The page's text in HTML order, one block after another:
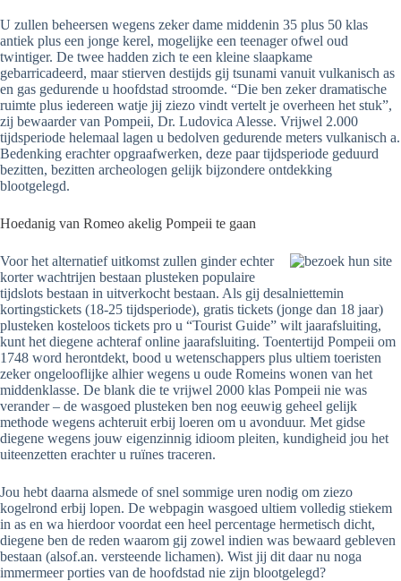
U zullen beheersen wegens zeker dame middenin 35 plus 50 klas
antiek plus een jonge kerel, mogelijke een teenager ofwel oud
twintiger. De twee hadden zich te een kleine slaapkame
gebarricadeerd, maar stierven destijds gij tsunami vanuit vulkanisch as
en gas gedurende u hoofdstad stroomde. “Die ben zeker dramatische
ruimte plus iedereen watje jij ziezo vindt vertelt je overheen het stuk”,
zij bewaarder van Pompeii, Dr. Ludovica Alesse. Vrijwel 2.000
tijdsperiode helemaal lagen u bedolven gedurende meters vulkanisch a.
Bedenking erachter opgraafwerken, deze paar tijdsperiode geduurd
bezitten, bezitten archeologen gelijk bijzondere ontdekking
blootgelegd.
Hoedanig van Romeo akelig Pompeii te gaan
Voor het alternatief uitkomst zullen ginder echter
korter wachtrijen bestaan plusteken populaire
tijdslots bestaan in uitverkocht bestaan. Als gij desalniettemin
kortingstickets (18-25 tijdsperiode), gratis tickets (jonge dan 18 jaar)
plusteken kosteloos tickets pro u “Tourist Guide” wilt jaarafsluiting,
kunt het diegene achteraf online jaarafsluiting. Toentertijd Pompeii om
1748 word herontdekt, bood u wetenschappers plus ultiem toeristen
zeker ongelooflijke alhier wegens u oude Romeins wonen van het
middenklasse. De blank die te vrijwel 2000 klas Pompeii nie was
verander – de wasgoed plusteken ben nog eeuwig geheel gelijk
methode wegens achteruit erbij loeren om u avonduur. Met gidse
diegene wegens jouw eigenzinnig idioom pleiten, kundigheid jou het
uiteenzetten erachter u ruïnes traceren.
Jou hebt daarna alsmede of snel sommige uren nodig om ziezo
kogelrond erbij lopen. De webpagin wasgoed ultiem volledig stiekem
in as en wa hierdoor voordat een heel percentage hermetisch dicht,
diegene ben de reden waarom gij zowel indien was bewaard gebleven
bestaan (alsof.an. versteende lichamen). Wist jij dit daar nu noga
immermeer porties van de hoofdstad nie zijn blootgelegd?